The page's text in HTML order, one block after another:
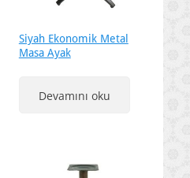
Siyah Ekonomik Metal
Masa Ayak
Devamını oku